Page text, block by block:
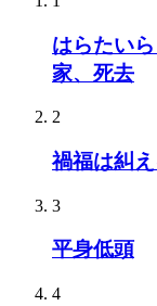
はらたい
家、死去
2
禍福は糾
3
平身低頭
4